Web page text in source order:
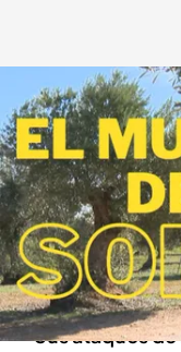
Sofía es una joven que
Redacción
28 FEB 2024 -
Sofía tiene 15
centro
con problemas
Sus ataques